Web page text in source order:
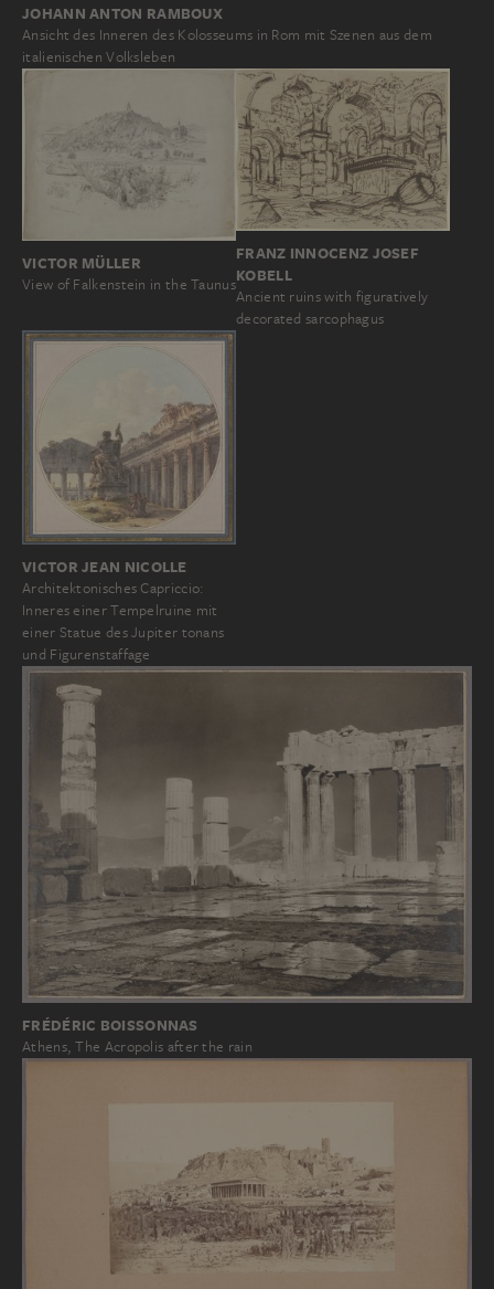
JOHANN ANTON RAMBOUX
Ansicht des Inneren des Kolosseums in Rom mit Szenen aus dem
italienischen Volksleben
VICTOR MÜLLER
View of Falkenstein in the Taunus
FRANZ INNOCENZ JOSEF
KOBELL
Ancient ruins with figuratively
decorated sarcophagus
VICTOR JEAN NICOLLE
Architektonisches Capriccio:
Inneres einer Tempelruine mit
einer Statue des Jupiter tonans
und Figurenstaffage
FRÉDÉRIC BOISSONNAS
Athens, The Acropolis after the rain